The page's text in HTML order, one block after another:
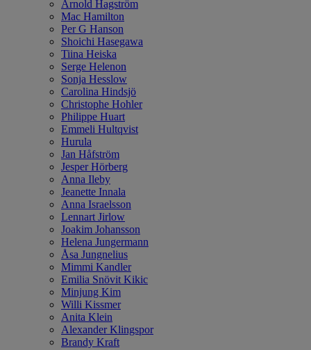
Arnold Hagström
Mac Hamilton
Per G Hanson
Shoichi Hasegawa
Tiina Heiska
Serge Helenon
Sonja Hesslow
Carolina Hindsjö
Christophe Hohler
Philippe Huart
Emmeli Hultqvist
Hurula
Jan Håfström
Jesper Hörberg
Anna Ileby
Jeanette Innala
Anna Israelsson
Lennart Jirlow
Joakim Johansson
Helena Jungermann
Åsa Jungnelius
Mimmi Kandler
Emilia Snövit Kikic
Minjung Kim
Willi Kissmer
Anita Klein
Alexander Klingspor
Brandy Kraft